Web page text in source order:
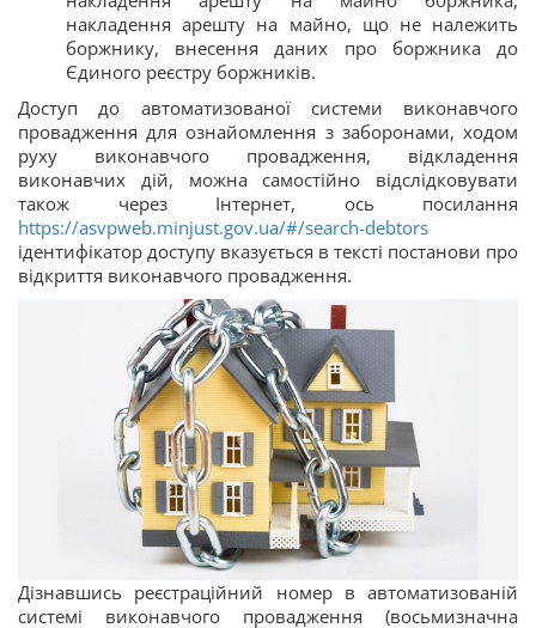
накладення арешту на майно, що не належить
боржнику, внесення даних про боржника до
Єдиного реєстру боржників.
Доступ до автоматизованої системи виконавчого
провадження для ознайомлення з заборонами, ходом
руху виконавчого провадження, відкладення
виконавчих дій, можна самостійно відслідковувати
також через Інтернет, ось посилання
https://asvpweb.minjust.gov.ua/#/search-debtors
ідентифікатор доступу вказується в тексті постанови про
відкриття виконавчого провадження.
Дізнавшись реєстраційний номер в автоматизованій
системі виконавчого провадження (восьмизначна